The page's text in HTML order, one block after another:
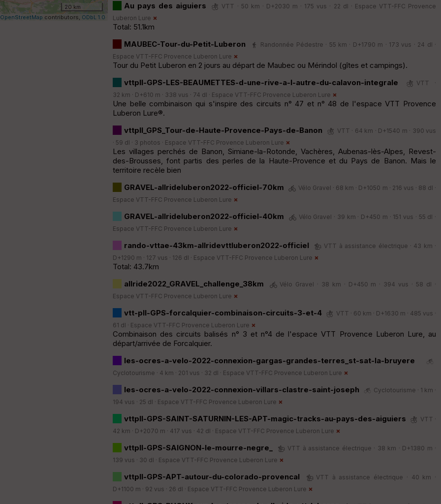
20 km
OpenStreetMap contributors, ODbL 1.0
Au pays des aiguiers VTT · 50 km · D+2030 m · 175 vus · 22 dl · Espace VTT-FFC Provence
Luberon Lure
Total: 51.1km
MAUBEC-Tour-du-Petit-Luberon
Randonnée Pédestre · 55 km · D+1790 m · 173 vus · 24 dl ·
Espace VTT-FFC Provence Luberon Lure
Tour du Petit Luberon en 2 jours au départ de Maubec ou Mérindol (gîtes et campings).
vttpll-GPS-LES-BEAUMETTES-d-une-rive-a-l-autre-du-calavon-integrale
VTT ·
32 km · D+610 m · 338 vus · 74 dl · Espace VTT-FFC Provence Luberon Lure
Une belle combinaison qui s'inspire des circuits n° 47 et n° 48 de l'espace VTT Provence
Luberon Lure®.
vttpll_GPS_Tour-de-Haute-Provence-Pays-de-Banon
VTT · 64 km · D+1540 m · 390 vus
· 59 dl · 3 photos · Espace VTT-FFC Provence Luberon Lure
Les villages perchés de Banon, Simiane-la-Rotonde, Vachères, Aubenas-lès-Alpes, Revest-
des-Brousses, font partis des perles de la Haute-Provence et du Pays de Banon. Mais le
territoire recèle bien
GRAVEL-allrideluberon2022-officiel-70km
Vélo Gravel · 68 km · D+1050 m · 216 vus · 88 dl ·
Espace VTT-FFC Provence Luberon Lure
GRAVEL-allrideluberon2022-officiel-40km
Vélo Gravel · 39 km · D+450 m · 151 vus · 55 dl ·
Espace VTT-FFC Provence Luberon Lure
rando-vttae-43km-allridevttluberon2022-officiel
VTT à assistance électrique · 43 km ·
D+1290 m · 127 vus · 126 dl · Espace VTT-FFC Provence Luberon Lure
Total: 43.7km
allride2022_GRAVEL_challenge_38km
Vélo Gravel · 38 km · D+450 m · 394 vus · 58 dl ·
Espace VTT-FFC Provence Luberon Lure
vtt-pll-GPS-forcalquier-combinaison-circuits-3-et-4
VTT · 60 km · D+1630 m · 485 vus ·
61 dl · Espace VTT-FFC Provence Luberon Lure
Combinaison des circuits balisés n° 3 et n°4 de l'espace VTT Provence Luberon Lure, au
départ/arrivée de Forcalquier.
les-ocres-a-velo-2022-connexion-gargas-grandes-terres_st-sat-la-bruyere
Cyclotourisme · 4 km · 201 vus · 32 dl · Espace VTT-FFC Provence Luberon Lure
les-ocres-a-velo-2022-connexion-villars-clastre-saint-joseph
Cyclotourisme · 1 km ·
194 vus · 25 dl · Espace VTT-FFC Provence Luberon Lure
vttpll-GPS-SAINT-SATURNIN-LES-APT-magic-tracks-au-pays-des-aiguiers
VTT ·
42 km · D+2070 m · 417 vus · 42 dl · Espace VTT-FFC Provence Luberon Lure
vttpll-GPS-SAIGNON-le-mourre-negre_
VTT à assistance électrique · 38 km · D+1380 m ·
139 vus · 30 dl · Espace VTT-FFC Provence Luberon Lure
vttpll-GPS-APT-autour-du-colorado-provencal
VTT à assistance électrique · 40 km ·
D+1100 m · 92 vus · 26 dl · Espace VTT-FFC Provence Luberon Lure